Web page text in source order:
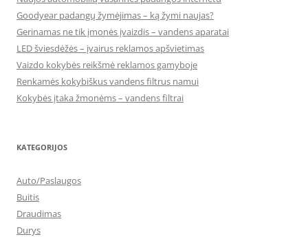
Goodyear padangų žymėjimas – ką žymi naujas?
Gerinamas ne tik įmonės įvaizdis – vandens aparatai
LED šviesdėžės – įvairus reklamos apšvietimas
Vaizdo kokybės reikšmė reklamos gamyboje
Renkamės kokybiškus vandens filtrus namui
Kokybės įtaka žmonėms – vandens filtrai
KATEGORIJOS
Auto/Paslaugos
Buitis
Draudimas
Durys